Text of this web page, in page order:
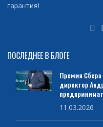
гарантия!
ПОСЛЕДНЕЕ В БЛОГЕ
Премия
директор
11.03.2026